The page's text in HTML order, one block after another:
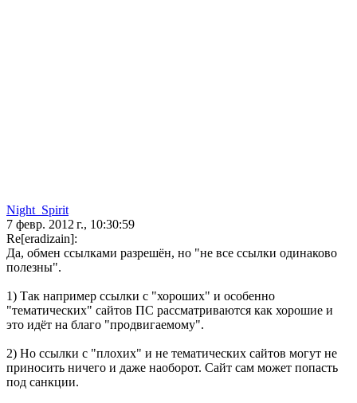
Night_Spirit
7 февр. 2012 г., 10:30:59
Re[eradizain]:
Да, обмен ссылками разрешён, но "не все ссылки одинаково
полезны".
1) Так например ссылки с "хороших" и особенно
"тематических" сайтов ПС рассматриваются как хорошие и
это идёт на благо "продвигаемому".
2) Но ссылки с "плохих" и не тематических сайтов могут не
приносить ничего и даже наоборот. Сайт сам может попасть
под санкции.